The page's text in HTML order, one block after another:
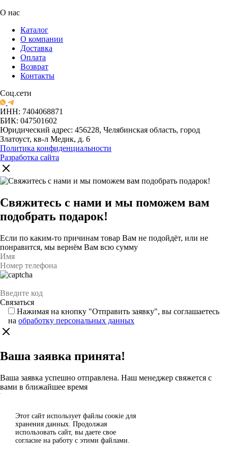
О нас
Каталог
О компании
Доставка
Оплата
Возврат
Контакты
Соц.сети
ИНН: 7404068871
БИК: 047501602
Юридический адрес: 456228, Челябинская область, город
Златоуст, кв-л Медик, д. 6
Политика конфиденциальности
Разработка сайта
Свяжитесь с нами и мы поможем вам
подобрать подарок!
Если по каким-то причинам товар Вам не подойдёт, или не
понравится, мы вернём Вам всю сумму
Нажимая на кнопку "Отправить заявку", вы соглашаетесь
на обработку персональных данных
Ваша заявка принята!
Ваша заявка успешно отправлена. Наш менеджер свяжется с
вами в ближайшее время
Каталог
Спасибо за отзыв!
Этот сайт использует файлы сoокіе для
хранения данных. Продолжая
использовать сайт, вы даете свое
согласие на работу с этими файлами.